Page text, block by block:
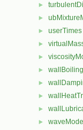
►
►
► userTimes
►
►
►
►
►
►
►